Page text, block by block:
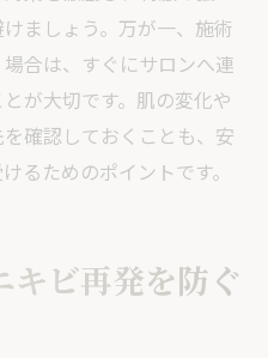
ましょう。万が一、施術
合は、すぐにサロンへ連
が大切です。肌の変化や
確認しておくことも、安
るためのポイントです。
キビ再発を防ぐ